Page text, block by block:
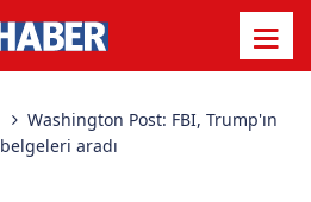
Washington Post: FBI, Trump'ın
aradı